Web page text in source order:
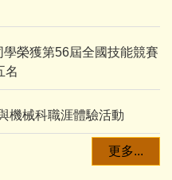
榮獲第56屆全國技能競賽
名
機械科職涯體驗活動
更多...